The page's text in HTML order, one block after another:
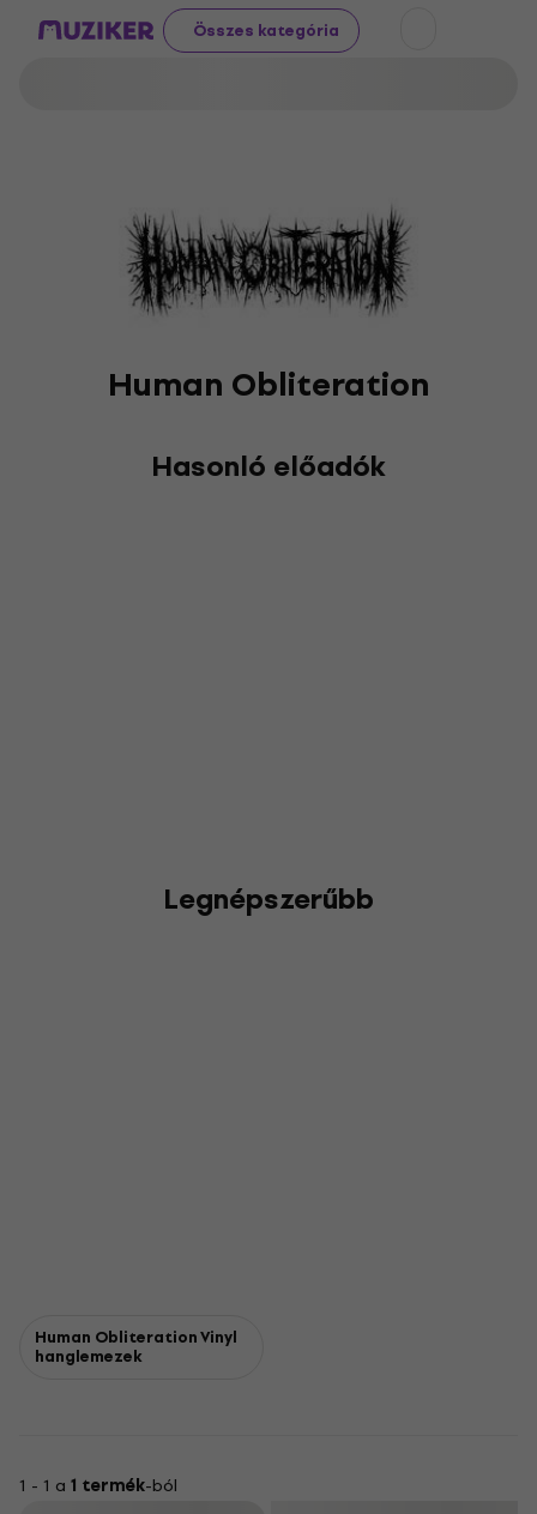
Összes kategória
Human Obliteration
Hasonló előadók
Legnépszerűbb
Human Obliteration Vinyl
hanglemezek
1 - 1 a 1 termék-ból